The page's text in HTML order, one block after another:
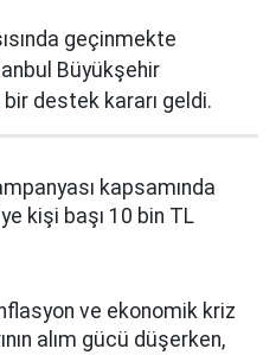
geçinmekte
Büyükşehir
bir destek kararı geldi.
kapsamında
kişi başı 10 bin TL
ve ekonomik kriz
alım gücü düşerken,